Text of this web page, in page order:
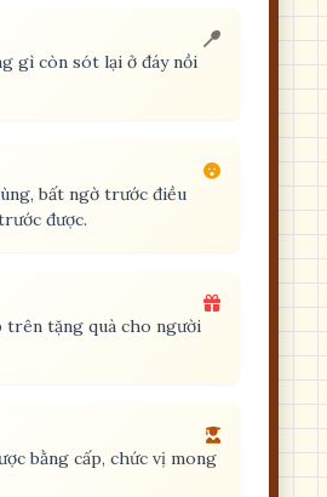
gì còn sót lại ở đáy nồi
bất ngờ trước điều
được.
trên tặng quà cho người
bằng cấp, chức vị mong